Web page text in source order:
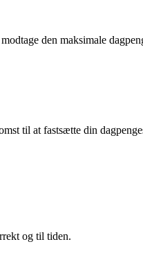
den maksimale
til at fastsætte din
og til tiden.